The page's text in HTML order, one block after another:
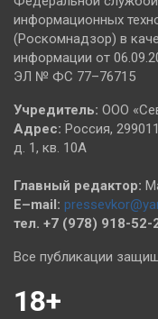
информационных
(Роскомнадзор) в
информации от
ЭЛ № ФС 77–76715
Учредитель: ООО
Адрес: Россия,
д. 1, кв. 10А
Главный редактор:
E–mail:
тел. +7 (978) 918-52-
Все публикации
18+